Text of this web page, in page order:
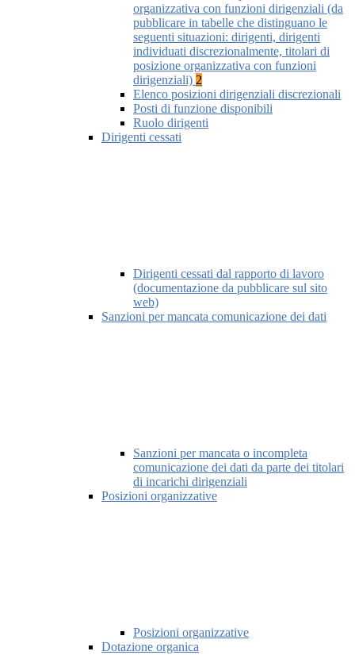
organizzativa con funzioni dirigenziali (da
pubblicare in tabelle che distinguano le
seguenti situazioni: dirigenti, dirigenti
individuati discrezionalmente, titolari di
posizione organizzativa con funzioni
dirigenziali) 2
Elenco posizioni dirigenziali discrezionali
Posti di funzione disponibili
Ruolo dirigenti
Dirigenti cessati
Dirigenti cessati dal rapporto di lavoro
(documentazione da pubblicare sul sito
web)
Sanzioni per mancata comunicazione dei dati
Sanzioni per mancata o incompleta
comunicazione dei dati da parte dei titolari
di incarichi dirigenziali
Posizioni organizzative
Posizioni organizzative
Dotazione organica